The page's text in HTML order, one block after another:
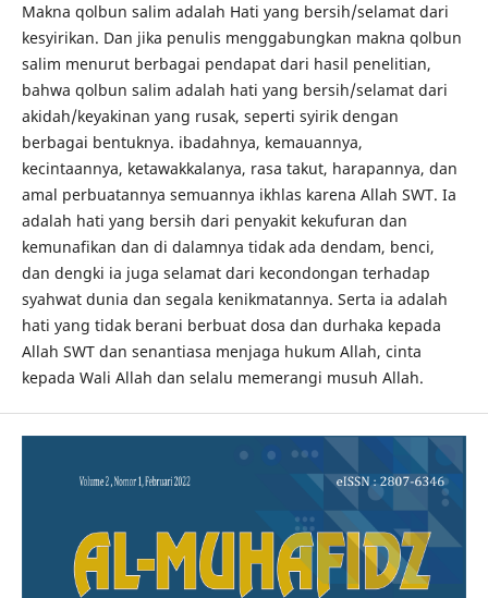
Makna qolbun salim adalah Hati yang bersih/selamat dari
kesyirikan. Dan jika penulis menggabungkan makna qolbun
salim menurut berbagai pendapat dari hasil penelitian,
bahwa qolbun salim adalah hati yang bersih/selamat dari
akidah/keyakinan yang rusak, seperti syirik dengan
berbagai bentuknya. ibadahnya, kemauannya,
kecintaannya, ketawakkalanya, rasa takut, harapannya, dan
amal perbuatannya semuannya ikhlas karena Allah SWT. Ia
adalah hati yang bersih dari penyakit kekufuran dan
kemunafikan dan di dalamnya tidak ada dendam, benci,
dan dengki ia juga selamat dari kecondongan terhadap
syahwat dunia dan segala kenikmatannya. Serta ia adalah
hati yang tidak berani berbuat dosa dan durhaka kepada
Allah SWT dan senantiasa menjaga hukum Allah, cinta
kepada Wali Allah dan selalu memerangi musuh Allah.